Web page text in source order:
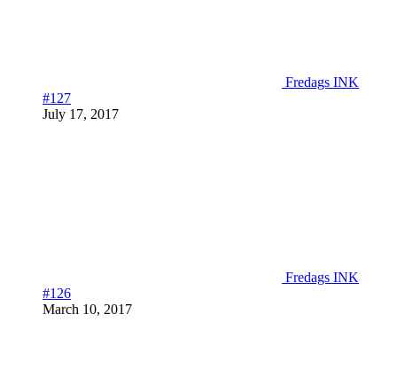
Fredags INK
#127
July 17, 2017
Fredags INK
#126
March 10, 2017